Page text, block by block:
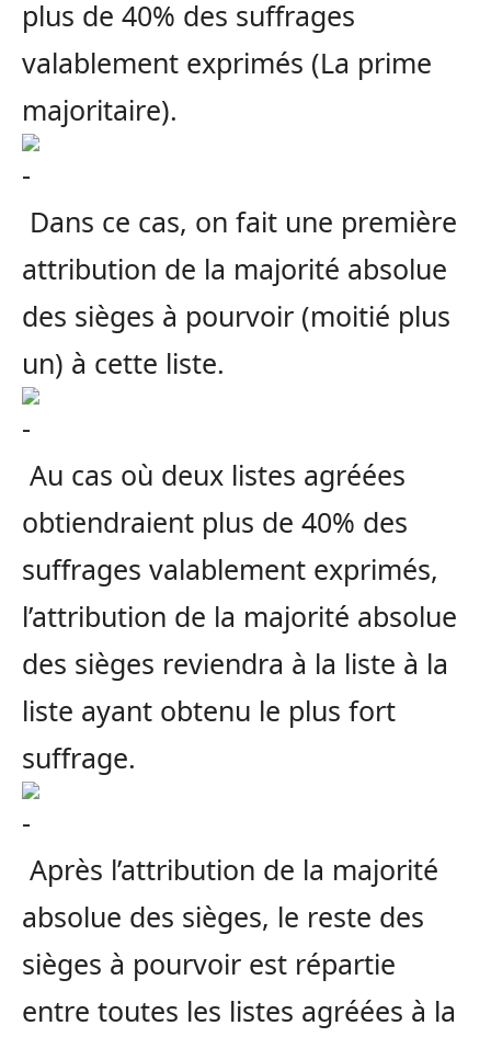
plus de 40% des suffrages
valablement exprimés (La prime
majoritaire).
Dans ce cas, on fait une première
attribution de la majorité absolue
des sièges à pourvoir (moitié plus
un) à cette liste.
Au cas où deux listes agréées
obtiendraient plus de 40% des
suffrages valablement exprimés,
l’attribution de la majorité absolue
des sièges reviendra à la liste à la
liste ayant obtenu le plus fort
suffrage.
Après l’attribution de la majorité
absolue des sièges, le reste des
sièges à pourvoir est répartie
entre toutes les listes agréées à la